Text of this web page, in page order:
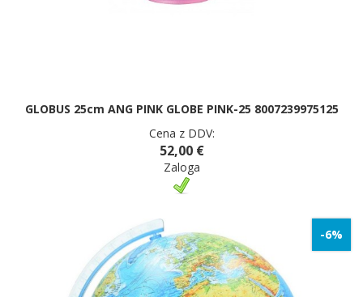
GLOBUS 25cm ANG PINK GLOBE PINK-25 8007239975125
Cena z DDV:
52,00 €
Zaloga
-6%